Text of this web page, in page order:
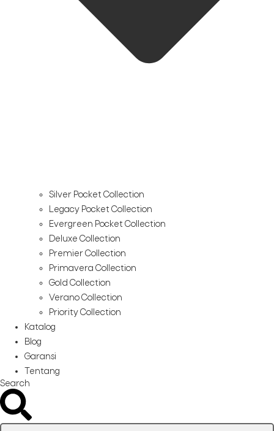
Silver Pocket Collection
Legacy Pocket Collection
Evergreen Pocket Collection
Deluxe Collection
Premier Collection
Primavera Collection
Gold Collection
Verano Collection
Priority Collection
Katalog
Blog
Garansi
Tentang
Search